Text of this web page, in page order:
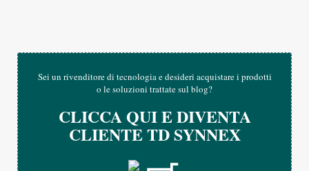
Sei un rivenditore di tecnologia e desideri acquistare i prodotti
o le soluzioni trattate sul blog?
CLICCA QUI E DIVENTA
CLIENTE TD SYNNEX